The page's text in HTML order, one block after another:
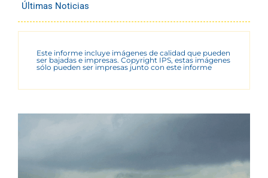
Últimas Noticias
Este informe incluye imágenes de calidad que pueden
ser bajadas e impresas. Copyright IPS, estas imágenes
sólo pueden ser impresas junto con este informe